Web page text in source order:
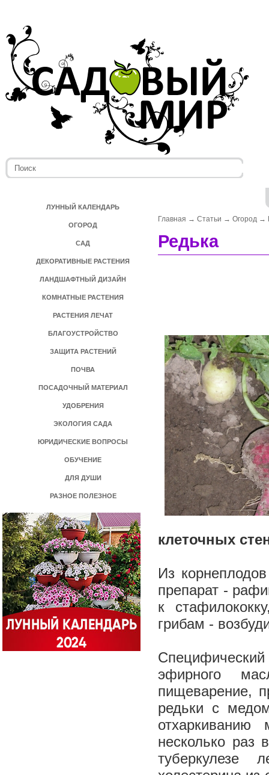
ЛУННЫЙ КАЛЕНДАРЬ
ОГОРОД
САД
ДЕКОРАТИВНЫЕ РАСТЕНИЯ
ЛАНДШАФТНЫЙ ДИЗАЙН
КОМНАТНЫЕ РАСТЕНИЯ
РАСТЕНИЯ ЛЕЧАТ
БЛАГОУСТРОЙСТВО
ЗАЩИТА РАСТЕНИЙ
ПОЧВА
ПОСАДОЧНЫЙ МАТЕРИАЛ
УДОБРЕНИЯ
ЭКОЛОГИЯ САДА
ЮРИДИЧЕСКИЕ ВОПРОСЫ
ОБУЧЕНИЕ
ДЛЯ ДУШИ
РАЗНОЕ ПОЛЕЗНОЕ
Главная → Статьи → Огород →
Редька
клеточных
Из
препарат -
к
грибам -
эфирного
пищеварение,
редьки с
несколько раз
туберкулезе